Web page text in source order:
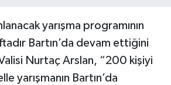
yarışma programının
Bartın’da devam ettiğini
Nurtaç Arslan, “200 kişiyi
yarışmanın Bartın’da